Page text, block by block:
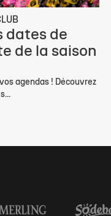
dates de
de la saison
agendas ! Découvrez